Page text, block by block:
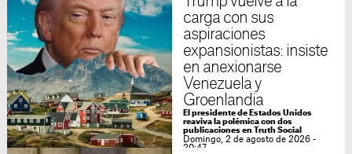
carga con sus
aspiraciones
expansionistas: insiste
en anexionarse
Venezuela y
Groenlandia
El presidente de Estados Unidos
reaviva la polémica con dos
publicaciones en Truth Social
Domingo, 2 de agosto de 2026 -
20:47